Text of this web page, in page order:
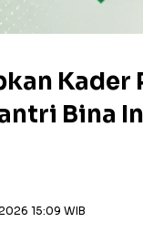
Kader
Bina
15:09 WIB